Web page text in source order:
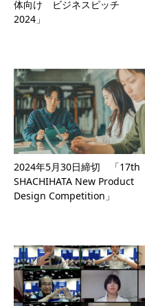
体向け ビジネスピッチ
2024」
2024年5月30日締切 「17th
SHACHIHATA New Product
Design Competition」